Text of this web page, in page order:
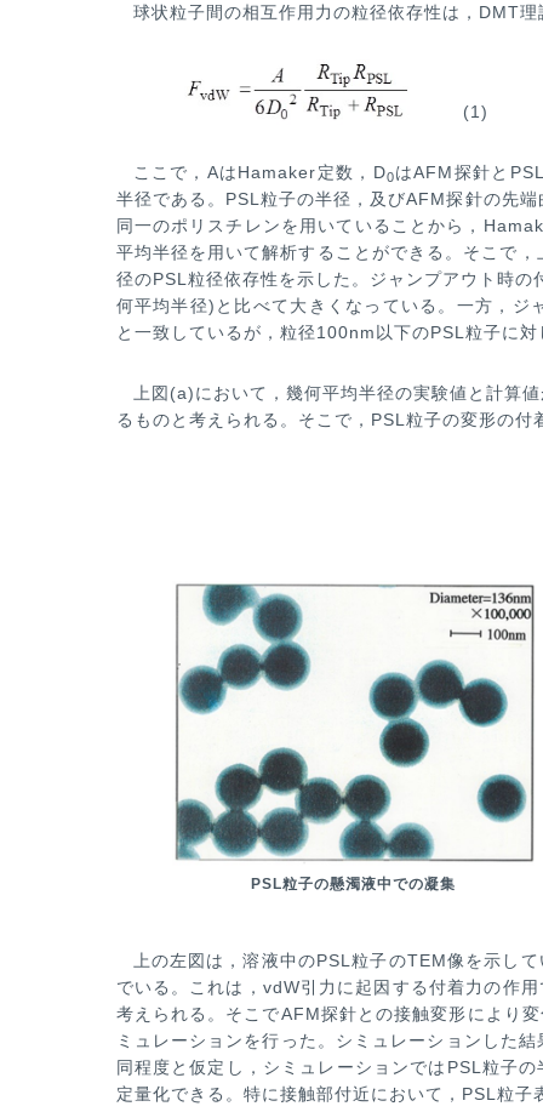
球状粒子間の相互作用力の粒径依存性は，DMT
(1)
ここで，AはHamaker定数，D0はAFM探針と
半径である。PSL粒子の半径，及びAFM探針の先
同一のポリスチレンを用いている ことから，
平均半径を用いて解析することができる。そこで
径のPSL粒径依存性を示した。ジャンプアウト時の
何平均半径)と比べて 大きくなっている。一方，ジ
と一致しているが，粒径100nm以下のPSL粒子に
上図(a)において，幾何平均半径の実験値と計算
るものと考えられる。そこで，PSL粒子の変形の付
PSL粒子の懸濁液中での凝集
上の左図は，溶液中のPSL粒子のTEM像を示し
でいる。これは，vdW引力に起因する付着力の作
考えられる。そこでAFM探針と の接触変形により
ミュレーションを行った。シミュレーションした
同程度と仮定し，シミュレーションではPSL粒子の
定量化できる。特に接触部付近において，PSL粒子